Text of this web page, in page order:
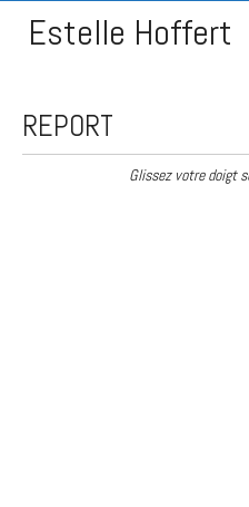
Estelle Hoffert
REPORT
Glissez votre doigt